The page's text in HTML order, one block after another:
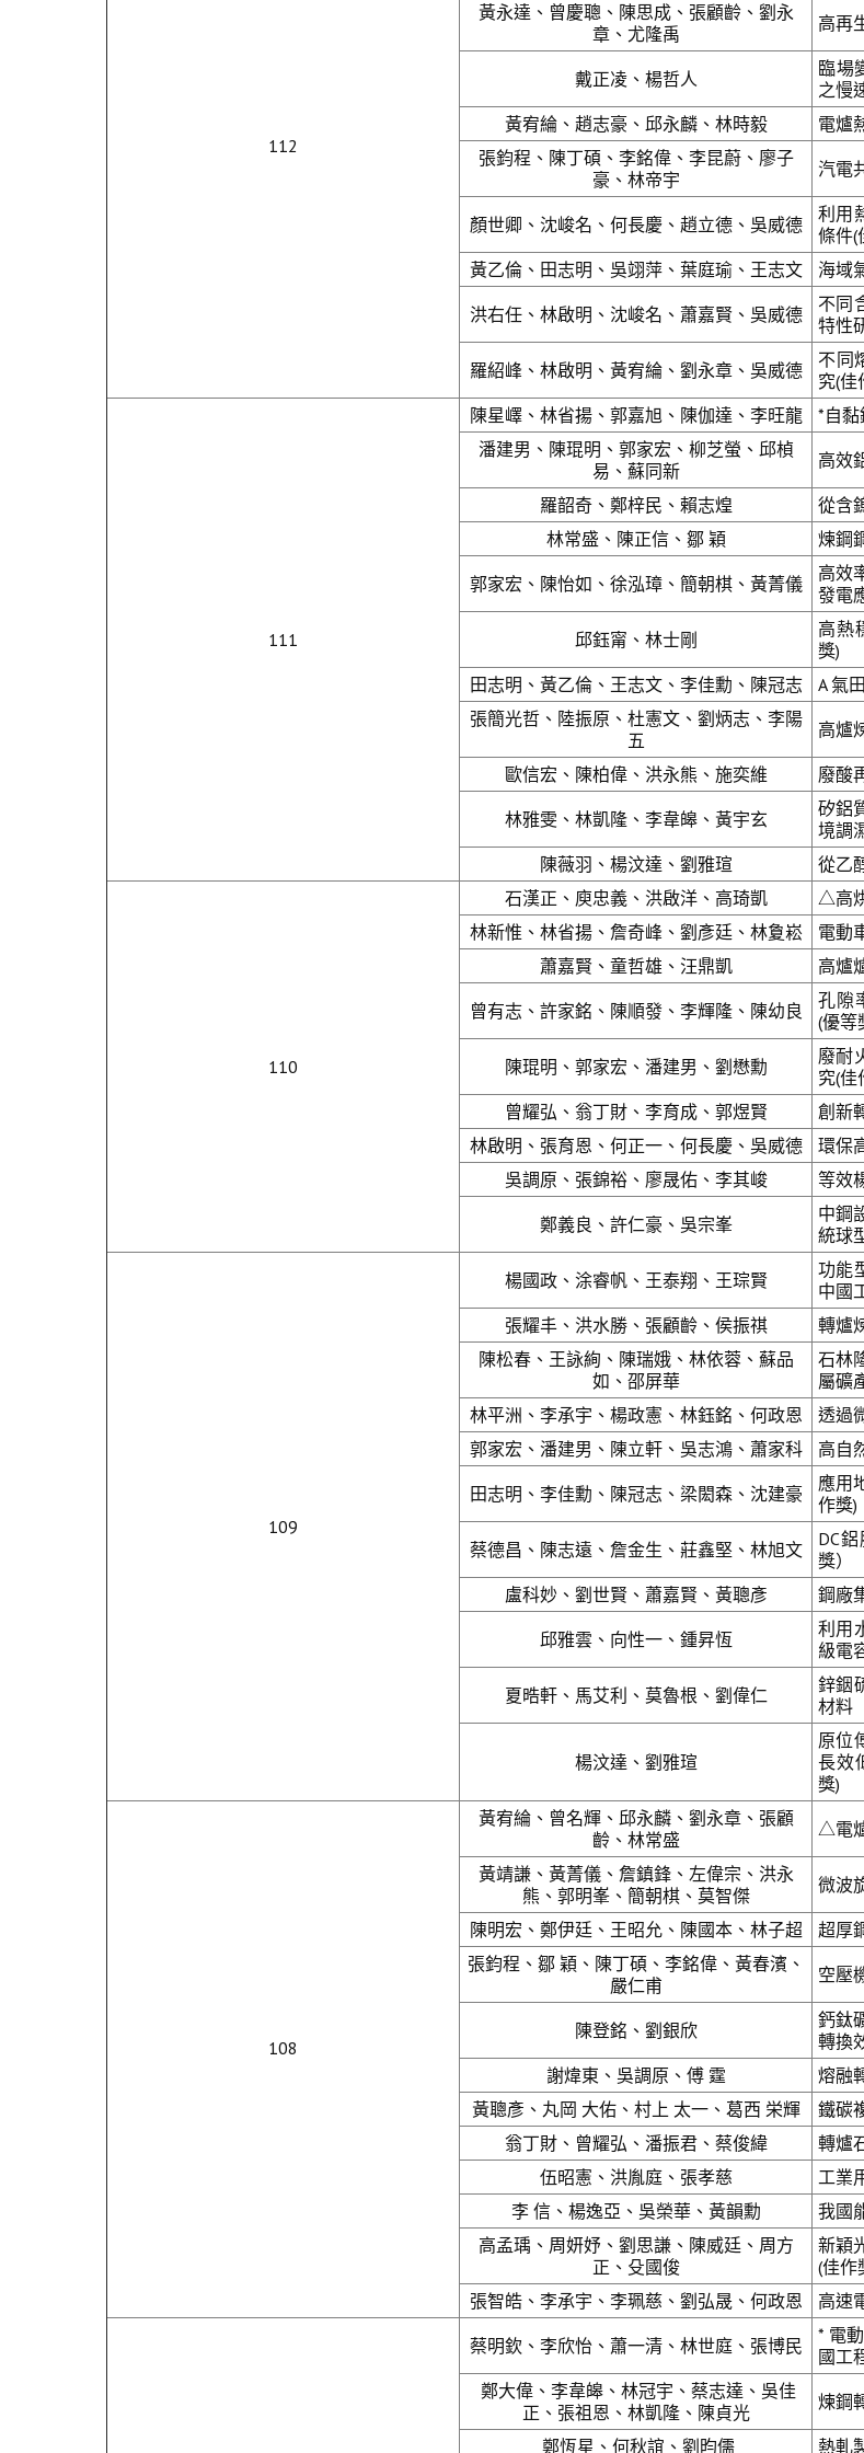
112
黃永達、曾慶聰、陳思成、張顧齡、劉永
章、尤隆禹
高再
戴正凌、楊哲人 臨場
之慢
黃宥綸、趙志豪、邱永麟、林時毅
電爐
張鈞程、陳丁碩、李銘偉、李昆蔚、廖子
豪、林帝宇
汽電
顏世卿、沈峻名、何長慶、趙立德、吳威德
利用
條件(
黃乙倫、田志明、吳翊萍、葉庭瑜、王志文
海域
洪右任、林啟明、沈峻名、蕭嘉賢、吳威德
不同
特性
羅紹峰、林啟明、黃宥綸、劉永章、吳威德
不同
究(佳
111
陳星嶧、林省揚、郭嘉旭、陳伽達、李旺龍
*自黏
潘建男、陳琨明、郭家宏、柳芝螢、邱楨
易、蘇同新
高效
羅韶奇、鄭梓民、賴志煌
從含
林常盛、陳正信、鄒 穎
煉鋼
郭家宏、陳怡如、徐泓璋、簡朝棋、黃菁儀
高效
發電
邱鈺甯、林士剛
高熱
獎)
田志明、黃乙倫、王志文、李佳勳、陳冠志
A 氣
張簡光哲、陸振原、杜憲文、劉炳志、李陽
五
高爐
歐信宏、陳柏偉、洪永熊、施奕維 廢酸
林雅雯、林凱隆、李韋皞、黃宇玄
矽鋁
境調
陳薇羽、楊汶達、劉雅瑄
從乙
110
石漢正、庾忠義、洪啟洋、高琦凱 △高
林新惟、林省揚、詹奇峰、劉彥廷、林夐崧
電動
蕭嘉賢、童哲雄、汪鼎凱
高爐
曾有志、許家銘、陳順發、李輝隆、陳幼良
孔隙
(優等
陳琨明、郭家宏、潘建男、劉懋勳
廢耐
究(佳
曾耀弘、翁丁財、李育成、郭煜賢
創新
林啟明、張育恩、何正一、何長慶、吳威德
環保
吳調原、張錦裕、廖晟佑、李其峻
等效
鄭義良、許仁豪、吳宗峯
中鋼
統球
109
楊國政、涂睿帆、王泰翔、王琮賢
功能
中國
張耀丰、洪水勝、張顧齡、侯振祺
轉爐
陳松春、王詠絢、陳瑞娥、林依蓉、蘇品
如、邵屏華
石林
屬礦
林平洲、李承宇、楊政憲、林鈺銘、何政恩
透過
郭家宏、潘建男、陳立軒、吳志鴻、蕭家科
高自
田志明、李佳勳、陳冠志、梁閎森、沈建豪
應用
作獎)
蔡德昌、陳志遠、詹金生、莊鑫堅、林旭文
DC
獎）
盧科妙、劉世賢、蕭嘉賢、黃聰彥
鋼廠
邱雅雲、向性一、鍾昇恆
利用
級電
夏晧軒、馬艾利、莫魯根、劉偉仁
鋅銦
材料
楊汶達、劉雅瑄
原位
長效
獎)
108
黃宥綸、曾名輝、邱永麟、劉永章、張顧
齡、林常盛
△電
黃靖謙、黃菁儀、詹鎮鋒、左偉宗、洪永
熊、郭明峯、簡朝棋、莫智傑
微波
陳明宏、鄭伊廷、王昭允、陳國本、林子超
超厚
張鈞程、鄒 穎、陳丁碩、李銘偉、黃春濱、
嚴仁甫
空壓
陳登銘、劉銀欣
鈣鈦
轉換
謝煒東、吳調原、傅 霆
熔融
黃聰彥、丸岡 大佑、村上 太一、葛西 栄輝
鐵碳
翁丁財、曾耀弘、潘振君、蔡俊緯
轉爐
伍昭憲、洪胤庭、張孝慈
工業
李 信、楊逸亞、吳榮華、黃韻勳
我國
高孟瑀、周妍妤、劉思謙、陳威廷、周方
正、殳國俊
新穎
(佳作
張智皓、李承宇、李珮慈、劉弘晟、何政恩
高速
蔡明欽、李欣怡、蕭一清、林世庭、張博民
* 電
國工
鄭大偉、李韋皞、林冠宇、蔡志達、吳佳
正、張祖恩、林凱隆、陳貞光
煉鋼
鄭恆星、何秋誼、劉昀儒 熱軋